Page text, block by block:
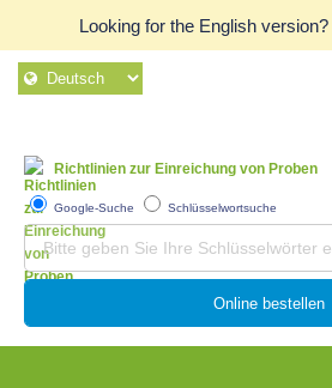
Looking for the English version?
Richtlinien zur Einreichung von Proben
Google-Suche Schlüsselwortsuche
Online bestellen